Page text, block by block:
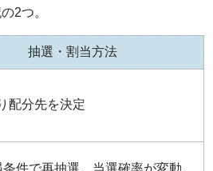
2つ。
抽選・割当方法
配分先を決定